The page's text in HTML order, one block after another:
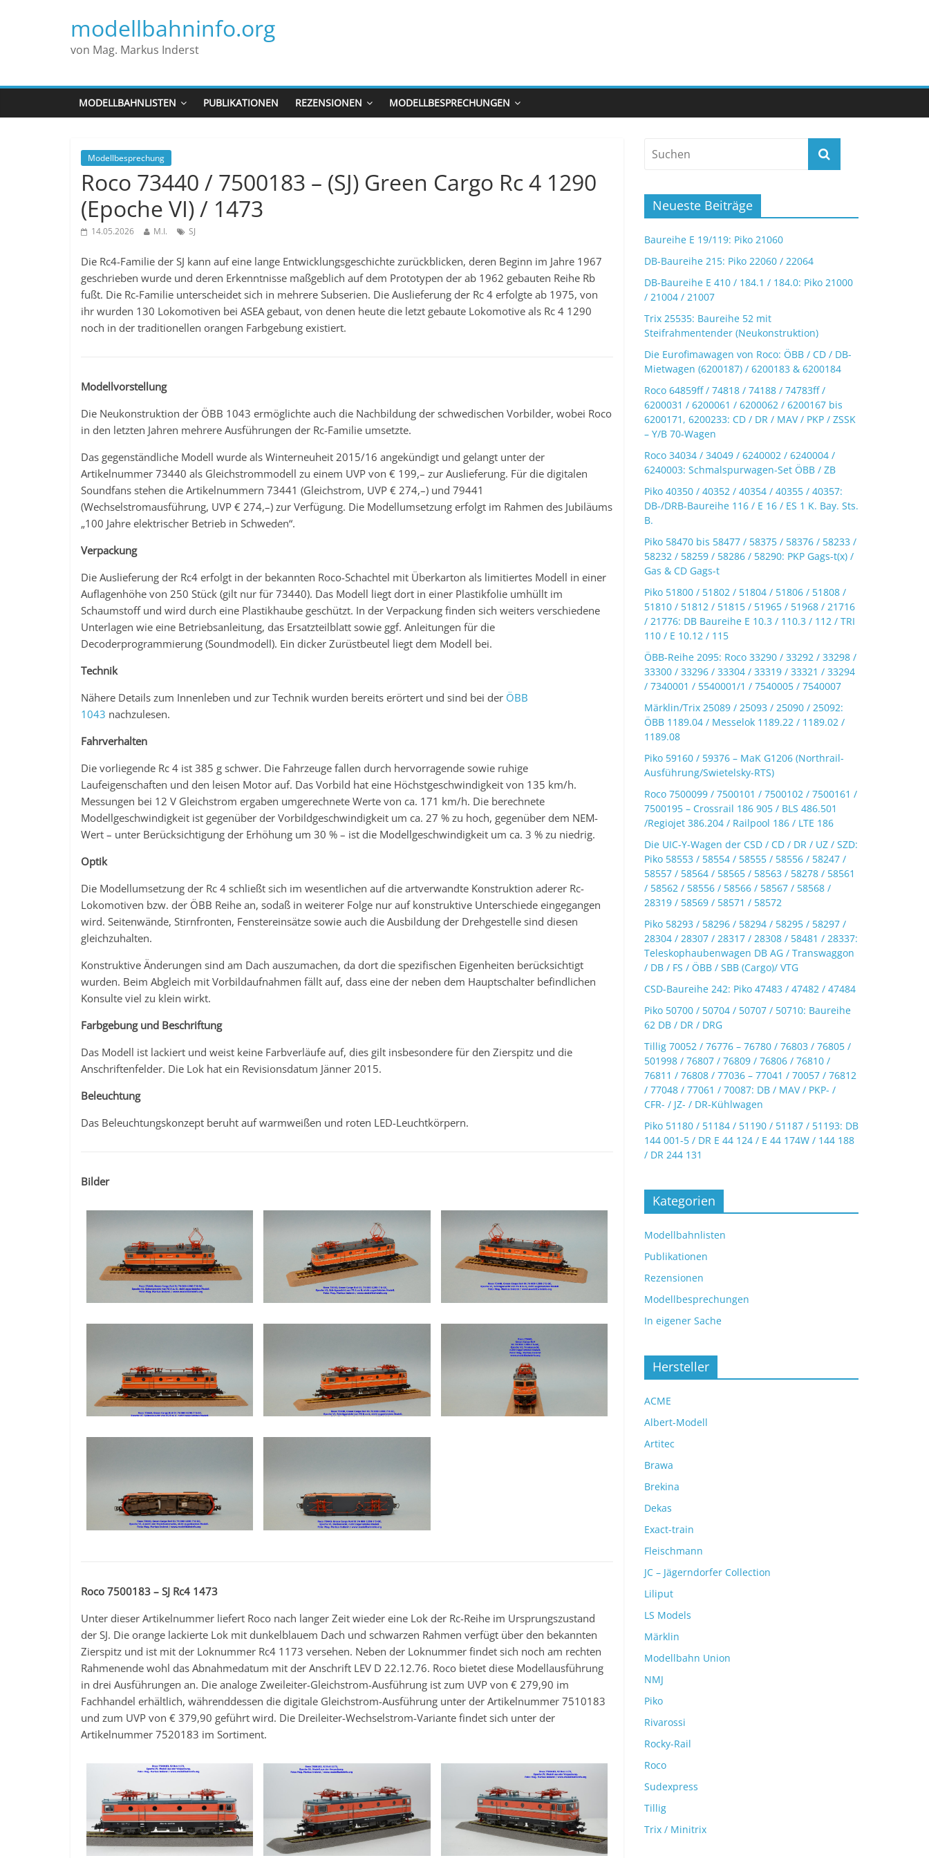
modellbahninfo.org
von Mag. Markus Inderst
MODELLBAHNLISTEN PUBLIKATIONEN REZENSIONEN MODELLBESPRECHUNGEN
Modellbesprechung
Roco 73440 / 7500183 – (SJ) Green Cargo Rc 4 1290
(Epoche VI) / 1473
14.05.2026 M.I. SJ
Die Rc4-Familie der SJ kann auf eine lange Entwicklungsgeschichte zurückblicken, deren Beginn im Jahre 1967
geschrieben wurde und deren Erkenntnisse maßgeblich auf dem Prototypen der ab 1962 gebauten Reihe Rb
fußt. Die Rc-Familie unterscheidet sich in mehrere Subserien. Die Auslieferung der Rc 4 erfolgte ab 1975, von
ihr wurden 130 Lokomotiven bei ASEA gebaut, von denen heute die letzt gebaute Lokomotive als Rc 4 1290
noch in der traditionellen orangen Farbgebung existiert.
Modellvorstellung
Die Neukonstruktion der ÖBB 1043 ermöglichte auch die Nachbildung der schwedischen Vorbilder, wobei Roco
in den letzten Jahren mehrere Ausführungen der Rc-Familie umsetzte.
Das gegenständliche Modell wurde als Winterneuheit 2015/16 angekündigt und gelangt unter der
Artikelnummer 73440 als Gleichstrommodell zu einem UVP von € 199,– zur Auslieferung. Für die digitalen
Soundfans stehen die Artikelnummern 73441 (Gleichstrom, UVP € 274,–) und 79441
(Wechselstromausführung, UVP € 274,–) zur Verfügung. Die Modellumsetzung erfolgt im Rahmen des Jubiläums
„100 Jahre elektrischer Betrieb in Schweden“.
Verpackung
Die Auslieferung der Rc4 erfolgt in der bekannten Roco-Schachtel mit Überkarton als limitiertes Modell in einer
Auflagenhöhe von 250 Stück (gilt nur für 73440). Das Modell liegt dort in einer Plastikfolie umhüllt im
Schaumstoff und wird durch eine Plastikhaube geschützt. In der Verpackung finden sich weiters verschiedene
Unterlagen wie eine Betriebsanleitung, das Ersatzteilblatt sowie ggf. Anleitungen für die
Decoderprogrammierung (Soundmodell). Ein dicker Zurüstbeutel liegt dem Modell bei.
Technik
Nähere Details zum Innenleben und zur Technik wurden bereits erörtert und sind bei der ÖBB
1043 nachzulesen.
Fahrverhalten
Die vorliegende Rc 4 ist 385 g schwer. Die Fahrzeuge fallen durch hervorragende sowie ruhige
Laufeigenschaften und den leisen Motor auf. Das Vorbild hat eine Höchstgeschwindigkeit von 135 km/h.
Messungen bei 12 V Gleichstrom ergaben umgerechnete Werte von ca. 171 km/h. Die berechnete
Modellgeschwindigkeit ist gegenüber der Vorbildgeschwindigkeit um ca. 27 % zu hoch, gegenüber dem NEM-
Wert – unter Berücksichtigung der Erhöhung um 30 % – ist die Modellgeschwindigkeit um ca. 3 % zu niedrig.
Optik
Die Modellumsetzung der Rc 4 schließt sich im wesentlichen auf die artverwandte Konstruktion aderer Rc-
Lokomotiven bzw. der ÖBB Reihe an, sodaß in weiterer Folge nur auf konstruktive Unterschiede eingegangen
wird. Seitenwände, Stirnfronten, Fenstereinsätze sowie auch die Ausbildung der Drehgestelle sind diesen
gleichzuhalten.
Konstruktive Änderungen sind am Dach auszumachen, da dort die spezifischen Eigenheiten berücksichtigt
wurden. Beim Abgleich mit Vorbildaufnahmen fällt auf, dass eine der neben dem Hauptschalter befindlichen
Konsulte viel zu klein wirkt.
Farbgebung und Beschriftung
Das Modell ist lackiert und weist keine Farbverläufe auf, dies gilt insbesondere für den Zierspitz und die
Anschriftenfelder. Die Lok hat ein Revisionsdatum Jänner 2015.
Beleuchtung
Das Beleuchtungskonzept beruht auf warmweißen und roten LED-Leuchtkörpern.
Bilder
Roco 7500183 – SJ Rc4 1473
Unter dieser Artikelnummer liefert Roco nach langer Zeit wieder eine Lok der Rc-Reihe im Ursprungszustand
der SJ. Die orange lackierte Lok mit dunkelblauem Dach und schwarzen Rahmen verfügt über den bekannten
Zierspitz und ist mit der Loknummer Rc4 1173 versehen. Neben der Loknummer findet sich noch am rechten
Rahmenende wohl das Abnahmedatum mit der Anschrift LEV D 22.12.76. Roco bietet diese Modellausführung
in drei Ausführungen an. Die analoge Zweileiter-Gleichstrom-Ausführung ist zum UVP von € 279,90 im
Fachhandel erhältlich, währenddessen die digitale Gleichstrom-Ausführung unter der Artikelnummer 7510183
und zum UVP von € 379,90 geführt wird. Die Dreileiter-Wechselstrom-Variante findet sich unter der
Artikelnummer 7520183 im Sortiment.
Neueste Beiträge
Baureihe E 19/119: Piko 21060
DB-Baureihe 215: Piko 22060 / 22064
DB-Baureihe E 410 / 184.1 / 184.0: Piko 21000
/ 21004 / 21007
Trix 25535: Baureihe 52 mit
Steifrahmentender (Neukonstruktion)
Die Eurofimawagen von Roco: ÖBB / CD / DB-
Mietwagen (6200187) / 6200183 & 6200184
Roco 64859ff / 74818 / 74188 / 74783ff /
6200031 / 6200061 / 6200062 / 6200167 bis
6200171, 6200233: CD / DR / MAV / PKP / ZSSK
– Y/B 70-Wagen
Roco 34034 / 34049 / 6240002 / 6240004 /
6240003: Schmalspurwagen-Set ÖBB / ZB
Piko 40350 / 40352 / 40354 / 40355 / 40357:
DB-/DRB-Baureihe 116 / E 16 / ES 1 K. Bay. Sts.
B.
Piko 58470 bis 58477 / 58375 / 58376 / 58233 /
58232 / 58259 / 58286 / 58290: PKP Gags-t(x) /
Gas & CD Gags-t
Piko 51800 / 51802 / 51804 / 51806 / 51808 /
51810 / 51812 / 51815 / 51965 / 51968 / 21716
/ 21776: DB Baureihe E 10.3 / 110.3 / 112 / TRI
110 / E 10.12 / 115
ÖBB-Reihe 2095: Roco 33290 / 33292 / 33298 /
33300 / 33296 / 33304 / 33319 / 33321 / 33294
/ 7340001 / 5540001/1 / 7540005 / 7540007
Märklin/Trix 25089 / 25093 / 25090 / 25092:
ÖBB 1189.04 / Messelok 1189.22 / 1189.02 /
1189.08
Piko 59160 / 59376 – MaK G1206 (Northrail-
Ausführung/Swietelsky-RTS)
Roco 7500099 / 7500101 / 7500102 / 7500161 /
7500195 – Crossrail 186 905 / BLS 486.501
/Regiojet 386.204 / Railpool 186 / LTE 186
Die UIC-Y-Wagen der CSD / CD / DR / UZ / SZD:
Piko 58553 / 58554 / 58555 / 58556 / 58247 /
58557 / 58564 / 58565 / 58563 / 58278 / 58561
/ 58562 / 58556 / 58566 / 58567 / 58568 /
28319 / 58569 / 58571 / 58572
Piko 58293 / 58296 / 58294 / 58295 / 58297 /
28304 / 28307 / 28317 / 28308 / 58481 / 28337:
Teleskophaubenwagen DB AG / Transwaggon
/ DB / FS / ÖBB / SBB (Cargo)/ VTG
CSD-Baureihe 242: Piko 47483 / 47482 / 47484
Piko 50700 / 50704 / 50707 / 50710: Baureihe
62 DB / DR / DRG
Tillig 70052 / 76776 – 76780 / 76803 / 76805 /
501998 / 76807 / 76809 / 76806 / 76810 /
76811 / 76808 / 77036 – 77041 / 70057 / 76812
/ 77048 / 77061 / 70087: DB / MAV / PKP- /
CFR- / JZ- / DR-Kühlwagen
Piko 51180 / 51184 / 51190 / 51187 / 51193: DB
144 001-5 / DR E 44 124 / E 44 174W / 144 188
/ DR 244 131
Kategorien
Modellbahnlisten
Publikationen
Rezensionen
Modellbesprechungen
In eigener Sache
Hersteller
ACME
Albert-Modell
Artitec
Brawa
Brekina
Dekas
Exact-train
Fleischmann
JC – Jägerndorfer Collection
Liliput
LS Models
Märklin
Modellbahn Union
NMJ
Piko
Rivarossi
Rocky-Rail
Roco
Sudexpress
Tillig
Trix / Minitrix